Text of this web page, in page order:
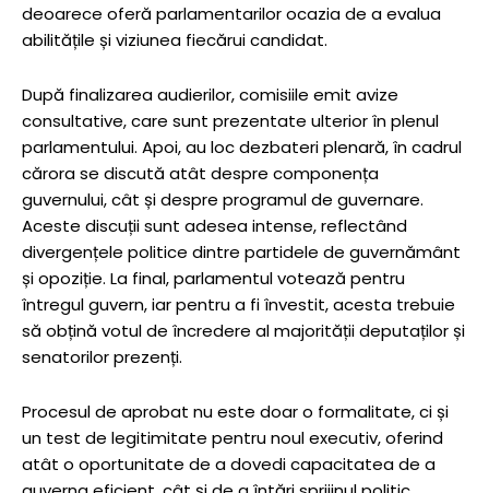
deoarece oferă parlamentarilor ocazia de a evalua
abilitățile și viziunea fiecărui candidat.
După finalizarea audierilor, comisiile emit avize
consultative, care sunt prezentate ulterior în plenul
parlamentului. Apoi, au loc dezbateri plenară, în cadrul
cărora se discută atât despre componența
guvernului, cât și despre programul de guvernare.
Aceste discuții sunt adesea intense, reflectând
divergențele politice dintre partidele de guvernământ
și opoziție. La final, parlamentul votează pentru
întregul guvern, iar pentru a fi învestit, acesta trebuie
să obțină votul de încredere al majorității deputaților și
senatorilor prezenți.
Procesul de aprobat nu este doar o formalitate, ci și
un test de legitimitate pentru noul executiv, oferind
atât o oportunitate de a dovedi capacitatea de a